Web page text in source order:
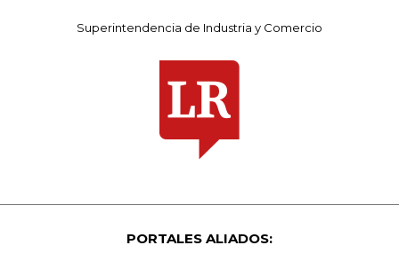
Superintendencia de Industria y Comercio
PORTALES ALIADOS: